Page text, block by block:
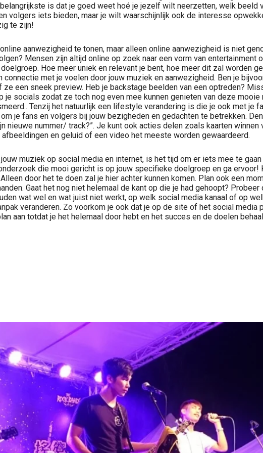
is dat je goed weet hoé je jezelf wilt neerzetten, welk beeld
volgers iets bieden, maar je wilt waarschijnlijk ook de interesse
te zijn!
aanwezigheid te tonen, maar alleen online aanwezigheid is niet
Mensen zijn altijd online op zoek naar een vorm van
Hoe meer uniek en relevant je bent, hoe meer dit zal worden
met je voelen door jouw muziek en aanwezigheid. Ben je
een sneek preview. Heb je backstage beelden van een optreden?
socials zodat ze toch nog even mee kunnen genieten van deze
Tenzij het natuurlijk een lifestyle verandering is die je ook met je
je fans en volgers bij jouw bezigheden en gedachten te betrekken.
nieuwe nummer/ track?”. Je kunt ook acties delen zoals kaarten
en geluid of een video het meeste worden gewaardeerd.
muziek op social media en internet, is het tijd om er iets mee te
die mooi gericht is op jouw specifieke doelgroep en ga
door het te doen zal je hier achter kunnen komen. Plan ook een
Gaat het nog niet helemaal de kant op die je had gehoopt?
wat wel en wat juist niet werkt, op welk social media kanaal of op
veranderen. Zo voorkom je ook dat je op de site of het social
aan totdat je het helemaal door hebt en het succes en de doelen